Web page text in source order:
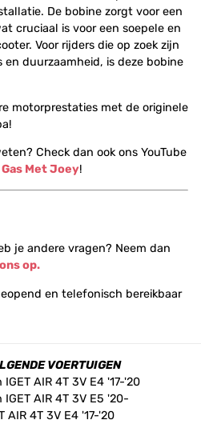
De bobine zorgt voor een
cruciaal is voor een soepele en
Voor rijders die op zoek zijn
duurzaamheid, is deze bobine
motorprestaties met de originele
Check dan ook ons YouTube
Gas Met Joey!
je andere vragen? Neem dan
op.
en telefonisch bereikbaar
VOERTUIGEN
AIR 4T 3V E4 '17-'20
AIR 4T 3V E5 '20-
AIR 4T 3V E4 '17-'20